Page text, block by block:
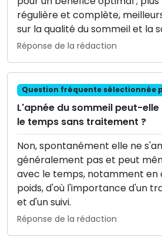
régulière et complète,
sur la qualité du sommeil et la
Réponse de la rédaction
Question fréquente sélectionnée
L'apnée du sommeil peut-
le temps sans traitement ?
Non, spontanément elle ne
généralement pas et peut
avec le temps, notamment en
poids, d'où l'importance d'un
et d'un suivi.
Réponse de la rédaction